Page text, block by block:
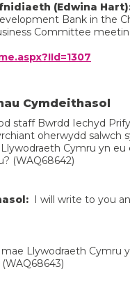
(Edwina
Bank in the
Committee
Cymdeithasol
staff Bwrdd Iechyd
oherwydd salwch
Cymru yn
(WAQ68642)
I will write to you
Llywodraeth Cymru
(WAQ68643)